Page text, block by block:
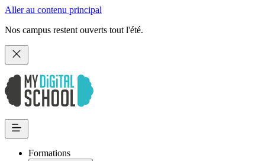
Aller au contenu principal
Nos campus restent ouverts tout l'été.
Formations